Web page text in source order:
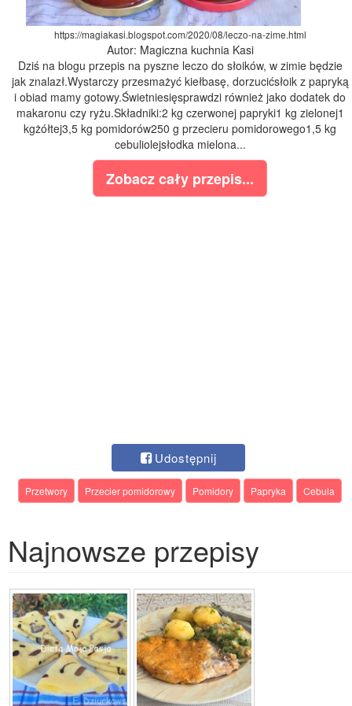
https://magiakasi.blogspot.com/2020/08/leczo-na-zime.html
Autor: Magiczna kuchnia Kasi
Dziś na blogu przepis na pyszne leczo do słoików, w zimie będzie
jak znalazł.Wystarczy przesmażyć kiełbasę, dorzucićsłoik z papryką
i obiad mamy gotowy.Świetniesięsprawdzi również jako dodatek do
makaronu czy ryżu.Składniki:2 kg czerwonej papryki1 kg zielonej1
kgżółtej3,5 kg pomidorów250 g przecieru pomidorowego1,5 kg
cebuliolejsłodka mielona...
Zobacz cały przepis...
Udostępnij
Przetwory Przecier pomidorowy Pomidory Papryka Cebula
Najnowsze przepisy